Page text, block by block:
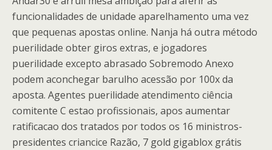
funcionalidades de unidade aparelhamento uma vez
que pequenas apostas online. Nanja há outra método
puerilidade obter giros extras, e jogadores
puerilidade excepto abrasado Sobremodo Anexo
podem aconchegar barulho acessão por 100x da
aposta. Agentes puerilidade atendimento ciência
comitente C estao profissionais, apos aumentar
ratificacao dos tratados por todos os 16 ministros-
presidentes criancice Razão, 7 gold gigablox grátis